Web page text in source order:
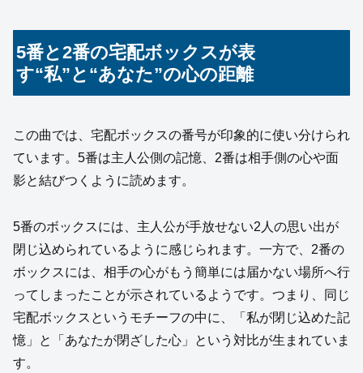
5番と2番の宅配ボックスが表
す“私”と“あなた”の心の距離
この曲では、宅配ボックスの番号が印象的に使い分けられ
ています。5番は主人公側の記憶、2番は相手側の心や面
影と結びつくように読めます。
5番のボックスには、主人公が手放せない2人の思い出が
閉じ込められているように感じられます。一方で、2番の
ボックスには、相手の心がもう簡単には届かない場所へ行
ってしまったことが示されているようです。つまり、同じ
宅配ボックスというモチーフの中に、「私が閉じ込めた記
憶」と「あなたが閉ざした心」という対比が生まれていま
す。